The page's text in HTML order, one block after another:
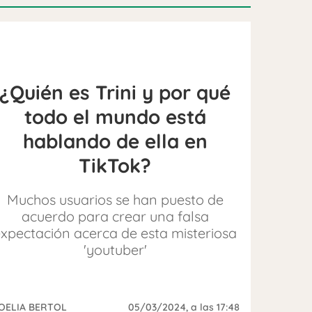
¿Quién es Trini y por qué
todo el mundo está
hablando de ella en
TikTok?
Muchos usuarios se han puesto de
acuerdo para crear una falsa
acerca de esta misteriosa
'youtuber'
BERTOL 05/03/2024, a las 17:48